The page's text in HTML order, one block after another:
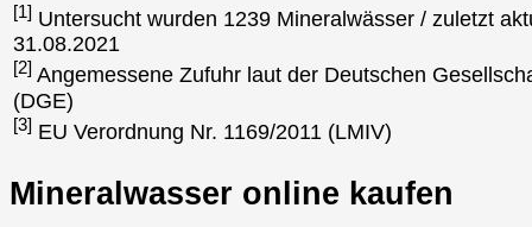
[1] Untersucht wurden 1239 Mineralwässer / zuletzt
31.08.2021
[2] Angemessene Zufuhr laut der Deutschen
(DGE)
[3] EU Verordnung Nr. 1169/2011 (LMIV)
Mineralwasser online kaufen